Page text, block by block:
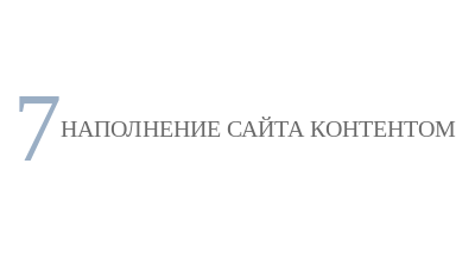
7НАПОЛНЕНИЕ САЙТА КОНТЕНТОМ